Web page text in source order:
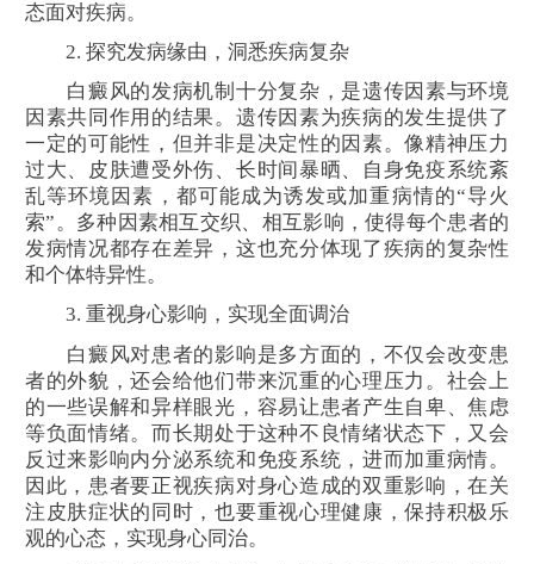
态面对疾病。
2. 探究发病缘由，洞悉疾病复杂
白癜风的发病机制十分复杂，是遗传因素与环境
因素共同作用的结果。遗传因素为疾病的发生提供了
一定的可能性，但并非是决定性的因素。像精神压力
过大、皮肤遭受外伤、长时间暴晒、自身免疫系统紊
乱等环境因素，都可能成为诱发或加重病情的“导火
索”。多种因素相互交织、相互影响，使得每个患者的
发病情况都存在差异，这也充分体现了疾病的复杂性
和个体特异性。
3. 重视身心影响，实现全面调治
白癜风对患者的影响是多方面的，不仅会改变患
者的外貌，还会给他们带来沉重的心理压力。社会上
的一些误解和异样眼光，容易让患者产生自卑、焦虑
等负面情绪。而长期处于这种不良情绪状态下，又会
反过来影响内分泌系统和免疫系统，进而加重病情。
因此，患者要正视疾病对身心造成的双重影响，在关
注皮肤症状的同时，也要重视心理健康，保持积极乐
观的心态，实现身心同治。